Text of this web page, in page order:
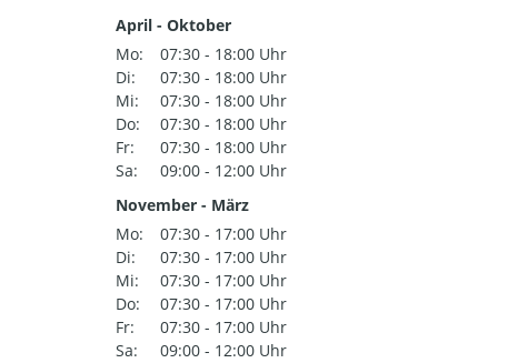
April - Oktober
Mo:
07:30 - 18:00 Uhr
Di:
07:30 - 18:00 Uhr
Mi:
07:30 - 18:00 Uhr
Do:
07:30 - 18:00 Uhr
Fr:
07:30 - 18:00 Uhr
Sa:
09:00 - 12:00 Uhr
November - März
Mo:
07:30 - 17:00 Uhr
Di:
07:30 - 17:00 Uhr
Mi:
07:30 - 17:00 Uhr
Do:
07:30 - 17:00 Uhr
Fr:
07:30 - 17:00 Uhr
Sa:
09:00 - 12:00 Uhr